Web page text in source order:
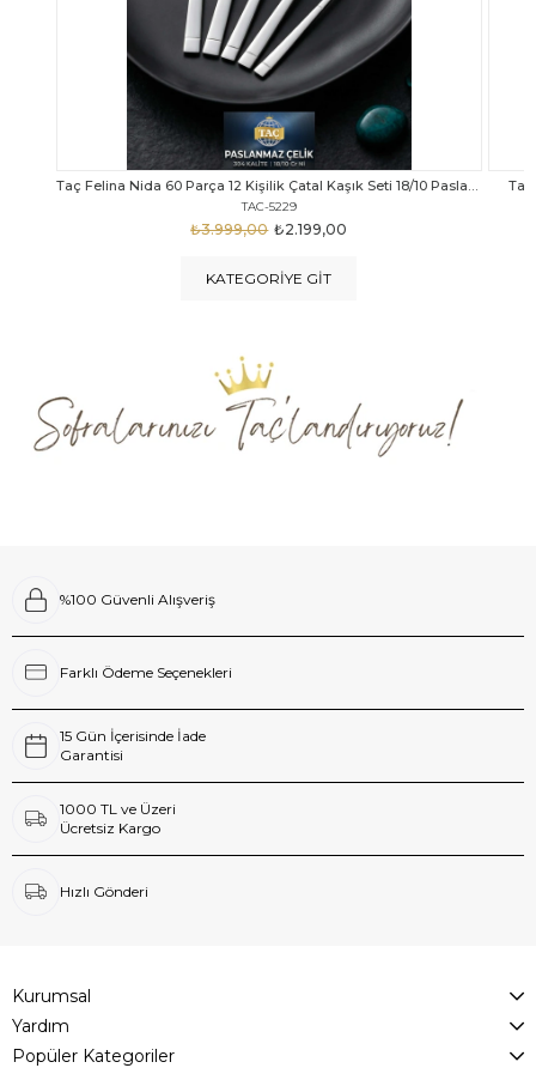
Taç Calista Tivoli 72 Parça 12 Kişilik Çatal Kaşık Bıçak Seti
TAC-5040
₺2.999,00
₺4.289,00
Taç
KATEGORIYE GIT
%100 Güvenli Alışveriş
Farklı Ödeme Seçenekleri
15 Gün İçerisinde İade
Garantisi
1000 TL ve Üzeri
Ücretsiz Kargo
Hızlı Gönderi
Kurumsal
Yardım
Popüler Kategoriler